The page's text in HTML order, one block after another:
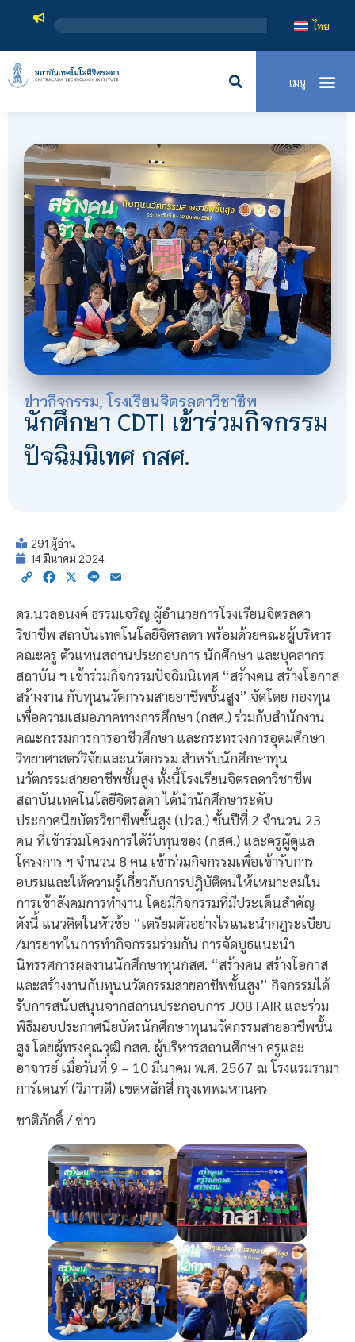
สถาบันเทคโน
ไทย
ข่าวกิจกรรม,โรงเรียนจิตรลดาวิชาชีพ
นักศึกษา CDTI เข้าร่วมกิจกรรม
ปัจฉิมนิเทศ กสศ.
291 ผู้อ่าน
14 มีนาคม 2024
Copy Facebook
X Line
ดร.นวลอนงค์ ธรรมเจริญ ผู้อำนวยการโรงเรียนจิตรลดา
วิชาชีพ สถาบันเทคโนโลยีจิตรลดา พร้อมด้วยคณะผู้บริหาร
คณะครู ตัวแทนสถานประกอบการ นักศึกษา และบุคลากร
สถาบัน ฯ เข้าร่วมกิจกรรมปัจฉิมนิเทศ “สร้างคน สร้างโอกาส
สร้างงาน กับทุนนวัตกรรมสายอาชีพชั้นสูง” จัดโดย กองทุน
เพื่อความเสมอภาคทางการศึกษา (กสศ.) ร่วมกับสำนักงาน
คณะกรรมการการอาชีวศึกษา และกระทรวงการอุดมศึกษา
วิทยาศาสตร์วิจัยและนวัตกรรม สำหรับนักศึกษาทุน
นวัตกรรมสายอาชีพชั้นสูง ทั้งนี้โรงเรียนจิตรลดาวิชาชีพ
สถาบันเทคโนโลยีจิตรลดา ได้นำนักศึกษาระดับ
ประกาศนียบัตรวิชาชีพชั้นสูง (ปวส.) ชั้นปีที่ 2 จำนวน 23
คน ที่เข้าร่วมโครงการได้รับทุนของ (กสศ.) และครูผู้ดูแล
โครงการ ฯ จำนวน 8 คน เข้าร่วมกิจกรรมเพื่อเข้ารับการ
อบรมและให้ความรู้เกี่ยวกับการปฎิบัติตนให้เหมาะสมใน
การเข้าสังคมการทำงาน โดยมีกิจกรรมที่มีประเด็นสำคัญ
ดังนี้ แนวคิดในหัวข้อ “เตรียมตัวอย่างไรแนะนำกฎระเบียบ
/มารยาทในการทำกิจกรรมร่วมกัน การจัดบูธแนะนำ
นิทรรศการผลงานนักศึกษาทุนกสศ. “สร้างคน สร้างโอกาส
และสร้างงานกับทุนนวัตกรรมสายอาชีพชั้นสูง” กิจกรรมได้
รับการสนับสนุนจากสถานประกอบการ JOB FAIR และร่วม
พิธีมอบประกาศนียบัตรนักศึกษาทุนนวัตกรรมสายอาชีพชั้น
สูง โดยผู้ทรงคุณวุฒิ กสศ. ผู้บริหารสถานศึกษา ครูและ
อาจารย์ เมื่อวันที่ 9 – 10 มีนาคม พ.ศ. 2567 ณ โรงแรมรามา
การ์เดนท์ (วิภาวดี) เขตหลักสี่ กรุงเทพมหานคร
ชาติภักดิ์ / ข่าว